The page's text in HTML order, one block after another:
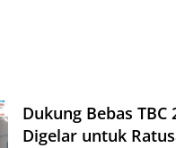
Dukung Bebas
Digelar untuk